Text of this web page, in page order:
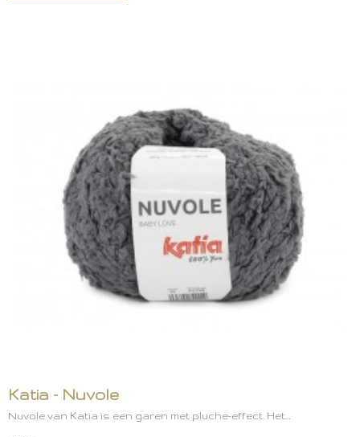
Katia - Nuvole
Nuvole van Katia is een garen met pluche-effect. Het…